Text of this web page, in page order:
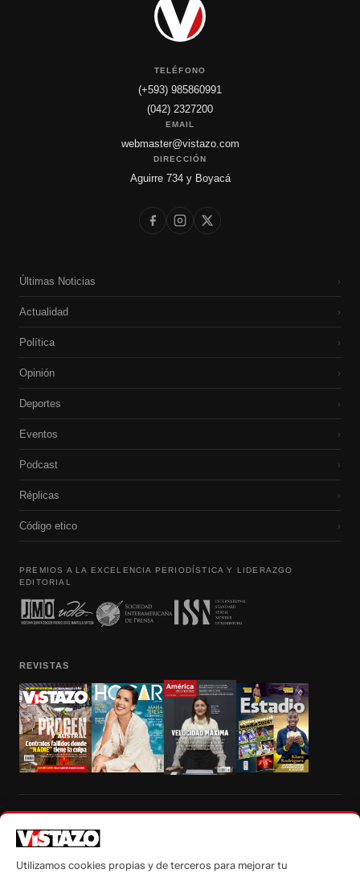
TELÉFONO
(+593) 985860991
(042) 2327200
EMAIL
webmaster@vistazo.com
DIRECCIÓN
Aguirre 734 y Boyacá
Últimas Noticias ›
Actualidad ›
Política ›
Opinión ›
Deportes ›
Eventos ›
Podcast ›
Réplicas ›
Código etico ›
PREMIOS A LA EXCELENCIA PERIODÍSTICA Y LIDERAZGO
EDITORIAL
REVISTAS
autorización escrita de su titular, de todos los contenidos de Vistazo.com.
Utilizamos cookies propias y de terceros para mejorar tu